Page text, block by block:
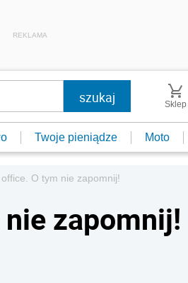
REKLAMA
Sklep
Twoje pieniądze Moto
O tym nie zapomnij!
zapomnij!